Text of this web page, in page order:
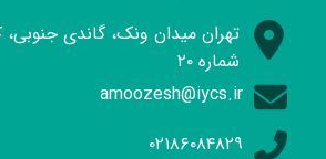
تهران میدان ونک، گاندی جنوبی،
شماره ۲۰
amoozesh@iycs.ir
۰۲۱۸۶۰۸۴۸۲۹